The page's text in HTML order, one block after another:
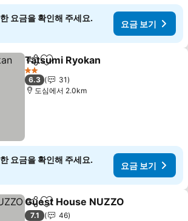
요금을 확인해 주세요.
요금 보기
공유 즐겨찾기에 추가
Tatsumi Ryokan
2 성급
6.3
31
도심에서 2.0km
요금을 확인해 주세요.
요금 보기
공유 즐겨찾기에 추가
Guest House NUZZO
7.1
46